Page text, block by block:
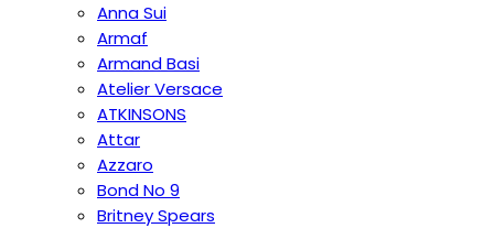
Anna Sui
Armaf
Armand Basi
Atelier Versace
ATKINSONS
Attar
Azzaro
Bond No 9
Britney Spears